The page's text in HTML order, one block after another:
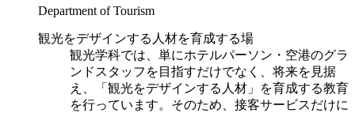
Department of Tourism
観光をデザインする人材を育成する場
観光学科では、単にホテルパーソン・空港のグラ
ンドスタッフを目指すだけでなく、将来を見据
え、「観光をデザインする人材」を育成する教育
を行っています。そのため、接客サービスだけに